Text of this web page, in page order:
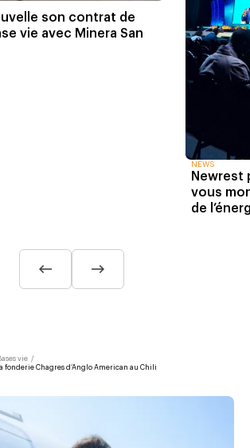
son contrat de
vie avec Minera San
NEWS
Newrest
vous
de
vie /
fonderie Chagres d’Anglo American au Chili